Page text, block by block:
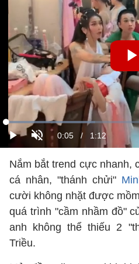
Nắm bắt trend cực nhanh,
cá nhân, "thánh chửi"
cười không nhặt được
quá trình "cầm nhầm đồ"
anh không thể thiếu 2
Triều.